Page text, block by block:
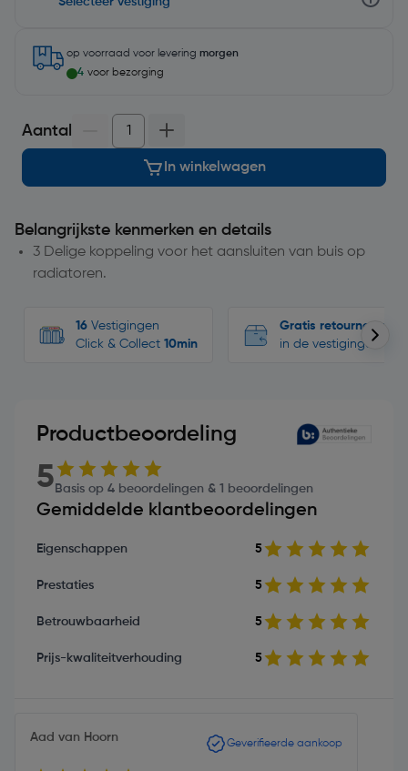
op voorraad voor levering morgen
4 voor bezorging
Aantal
In winkelwagen
Belangrijkste kenmerken en details
3 Delige koppeling voor het aansluiten van buis op
radiatoren.
16 Vestigingen
Click & Collect 10min
Gratis retourneren
in de vestigingen
Productbeoordeling
5 Basis op 4 beoordelingen & 1 beoordelingen
Gemiddelde klantbeoordelingen
Eigenschappen 5
Prestaties 5
Betrouwbaarheid 5
Prijs-kwaliteitverhouding 5
Aad van Hoorn Geverifieerde aankoop